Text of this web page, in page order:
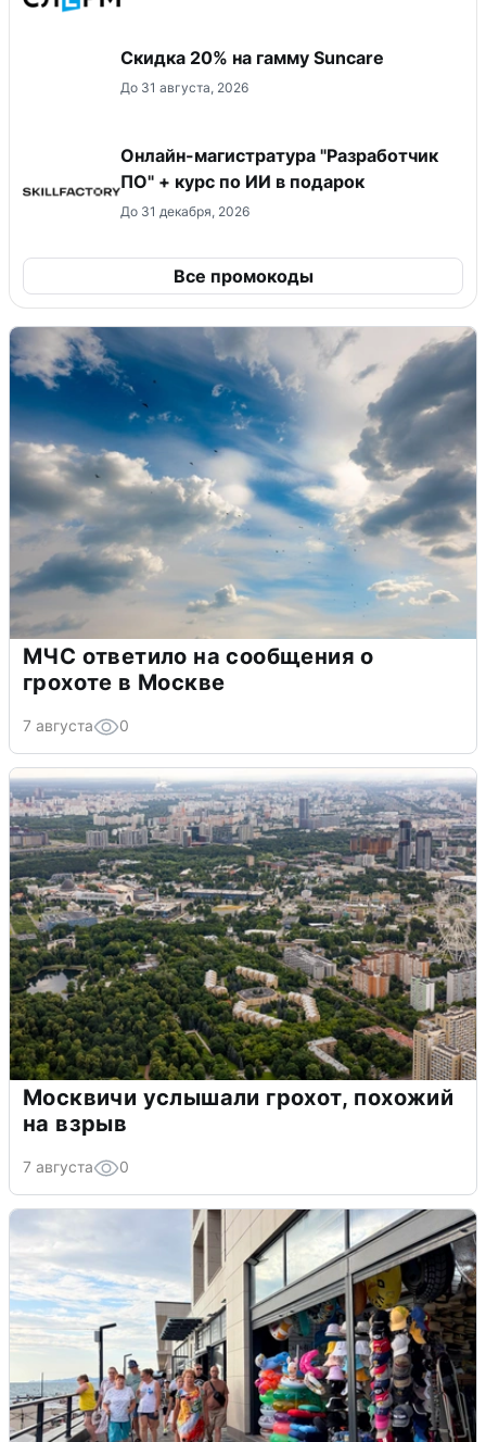
Скидка 20% на гамму Suncare
До 31 августа, 2026
Онлайн-магистратура "Разработчик
ПО" + курс по ИИ в подарок
До 31 декабря, 2026
Все промокоды
МЧС ответило на сообщения о
грохоте в Москве
7 августа 0
Москвичи услышали грохот, похожий
на взрыв
7 августа 0